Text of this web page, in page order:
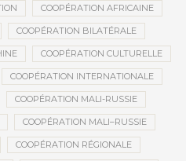
COOPÉRATION AFRICAINE
COOPÉRATION BILATÉRALE
COOPÉRATION CULTURELLE
COOPÉRATION INTERNATIONALE
COOPÉRATION MALI-RUSSIE
COOPÉRATION MALI–RUSSIE
COOPÉRATION RÉGIONALE